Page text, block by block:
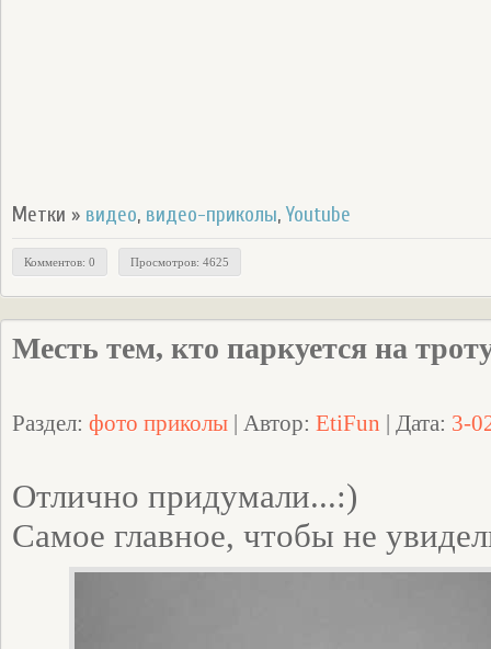
Метки » видео, видео-приколы, Youtube
Комментов: 0 Просмотров: 4625
Месть тем, кто паркуется на
Раздел: фото приколы | Автор: EtiFun | Дата: 3-
Отлично придумали...:)
Cамое главное, чтобы не